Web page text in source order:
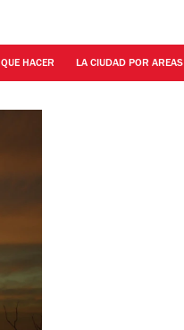
QUE HACER LA CIUDAD POR AREAS